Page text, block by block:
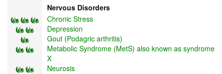
Nervous Disorders
Chronic Stress
Depression
Gout (Podagric arthritis)
Metabolic Syndrome (MetS) also known as syndrome
X
Neurosis